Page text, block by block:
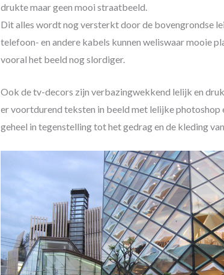
drukte maar geen mooi straatbeeld.
Dit alles wordt nog versterkt door de bovengrondse
telefoon- en andere kabels kunnen weliswaar mooie
vooral het beeld nog slordiger.
Ook de tv-decors zijn verbazingwekkend lelijk en
er voortdurend teksten in beeld met lelijke
geheel in tegenstelling tot het gedrag en de kleding